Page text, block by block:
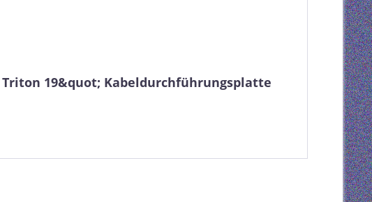
Triton 19&quot; Kabeldurchführungsplatte